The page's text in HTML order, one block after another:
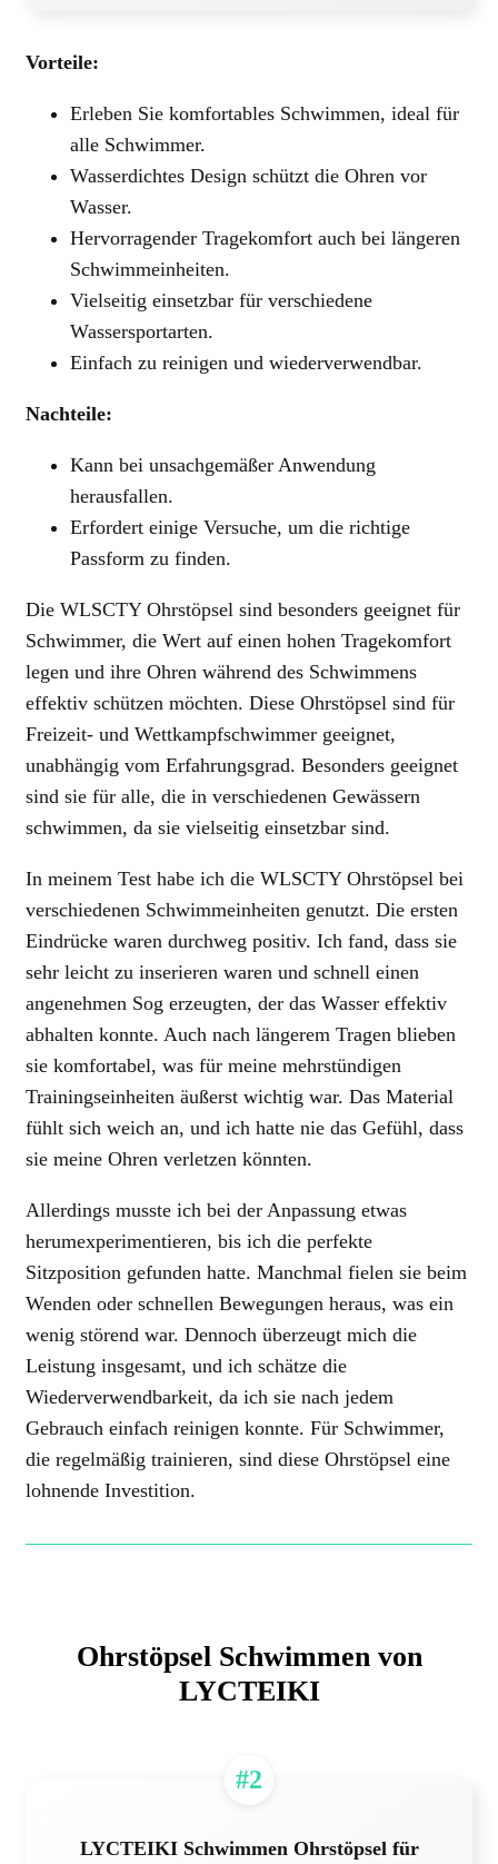
Vorteile:
Erleben Sie komfortables Schwimmen, ideal für
alle Schwimmer.
Wasserdichtes Design schützt die Ohren vor
Wasser.
Hervorragender Tragekomfort auch bei längeren
Schwimmeinheiten.
Vielseitig einsetzbar für verschiedene
Wassersportarten.
Einfach zu reinigen und wiederverwendbar.
Nachteile:
Kann bei unsachgemäßer Anwendung
herausfallen.
Erfordert einige Versuche, um die richtige
Passform zu finden.
Die WLSCTY Ohrstöpsel sind besonders geeignet für
Schwimmer, die Wert auf einen hohen Tragekomfort
legen und ihre Ohren während des Schwimmens
effektiv schützen möchten. Diese Ohrstöpsel sind für
Freizeit- und Wettkampfschwimmer geeignet,
unabhängig vom Erfahrungsgrad. Besonders geeignet
sind sie für alle, die in verschiedenen Gewässern
schwimmen, da sie vielseitig einsetzbar sind.
In meinem Test habe ich die WLSCTY Ohrstöpsel bei
verschiedenen Schwimmeinheiten genutzt. Die ersten
Eindrücke waren durchweg positiv. Ich fand, dass sie
sehr leicht zu inserieren waren und schnell einen
angenehmen Sog erzeugten, der das Wasser effektiv
abhalten konnte. Auch nach längerem Tragen blieben
sie komfortabel, was für meine mehrstündigen
Trainingseinheiten äußerst wichtig war. Das Material
fühlt sich weich an, und ich hatte nie das Gefühl, dass
sie meine Ohren verletzen könnten.
Allerdings musste ich bei der Anpassung etwas
herumexperimentieren, bis ich die perfekte
Sitzposition gefunden hatte. Manchmal fielen sie beim
Wenden oder schnellen Bewegungen heraus, was ein
wenig störend war. Dennoch überzeugt mich die
Leistung insgesamt, und ich schätze die
Wiederverwendbarkeit, da ich sie nach jedem
Gebrauch einfach reinigen konnte. Für Schwimmer,
die regelmäßig trainieren, sind diese Ohrstöpsel eine
lohnende Investition.
Ohrstöpsel Schwimmen von
LYCTEIKI
#2
LYCTEIKI Schwimmen Ohrstöpsel für